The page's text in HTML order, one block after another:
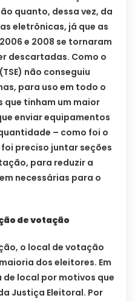
quanto, dessa vez, da
eletrônicas, já que as
e 2008 se tornaram
descartadas. Como o
não conseguiu
para uso em todo o
que tinham um maior
enviar equipamentos
– como foi o
foi preciso juntar seções
para reduzir a
necessárias para o
de votação
o local de votação
dos eleitores. Em
de local por motivos que
Justiça Eleitoral. Por